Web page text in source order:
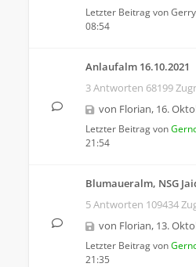
Letzter Beitrag vonGerry
08:54
Anlaufalm 16.10.2021
3 Antworten 68199
von Florian, 16.
Letzter Beitrag von
21:54
Blumaueralm, NSG
5 Antworten 109434
von Florian, 13.
Letzter Beitrag von
21:35